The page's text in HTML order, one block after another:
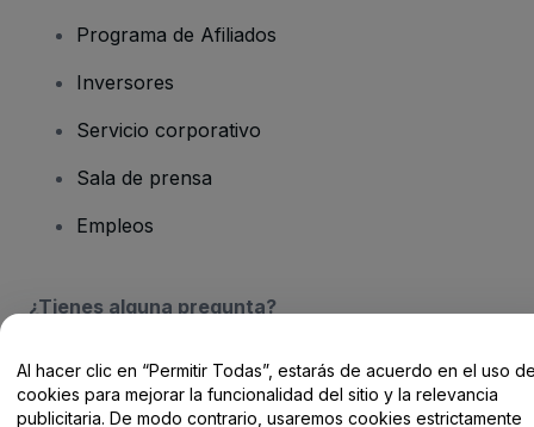
Programa de Afiliados
Inversores
Servicio corporativo
Sala de prensa
Empleos
¿Tienes alguna pregunta?
Centro de Ayuda / Contacto
Al hacer clic en “Permitir Todas”, estarás de acuerdo en el uso
cookies para mejorar la funcionalidad del sitio y la relevancia
publicitaria. De modo contrario, usaremos cookies estrictamente